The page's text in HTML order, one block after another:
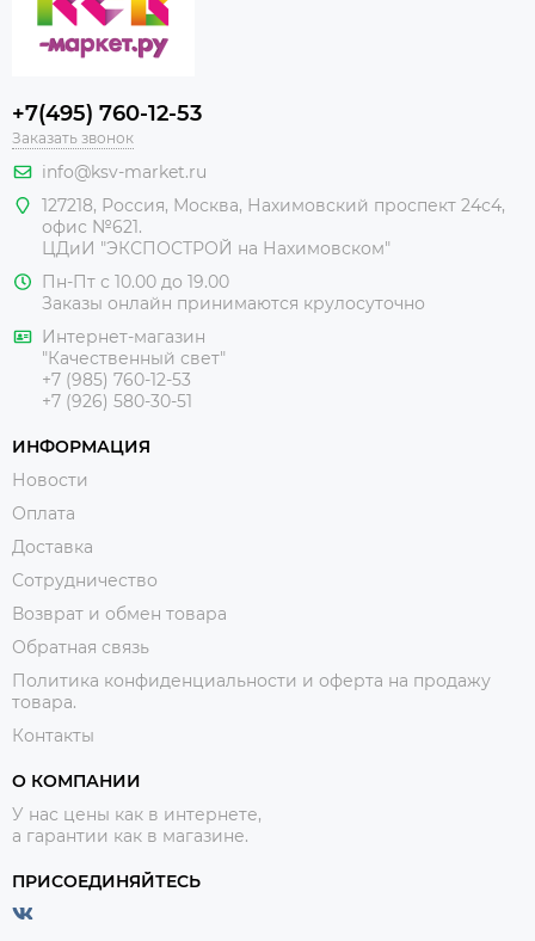
+7(495) 760-12-53
Заказать звонок
info@ksv-market.ru
127218, Россия, Москва, Нахимовский проспект 24с4,
офис №621.
ЦДиИ "ЭКСПОСТРОЙ на Нахимовском"
Пн-Пт с 10.00 до 19.00
Заказы онлайн принимаются крулосуточно
Интернет-магазин
"Качественный свет"
+7 (985) 760-12-53
+7 (926) 580-30-51
ИНФОРМАЦИЯ
Новости
Оплата
Доставка
Сотрудничество
Возврат и обмен товара
Обратная связь
Политика конфиденциальности и оферта на продажу
товара.
Контакты
О КОМПАНИИ
У нас цены как в интернете,
а гарантии как в магазине.
ПРИСОЕДИНЯЙТЕСЬ